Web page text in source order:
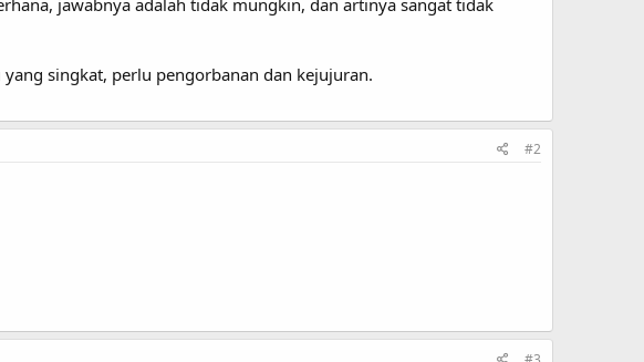
jawabnya adalah tidak mungkin, dan artinya sangat tidak
singkat, perlu pengorbanan dan kejujuran.
#2